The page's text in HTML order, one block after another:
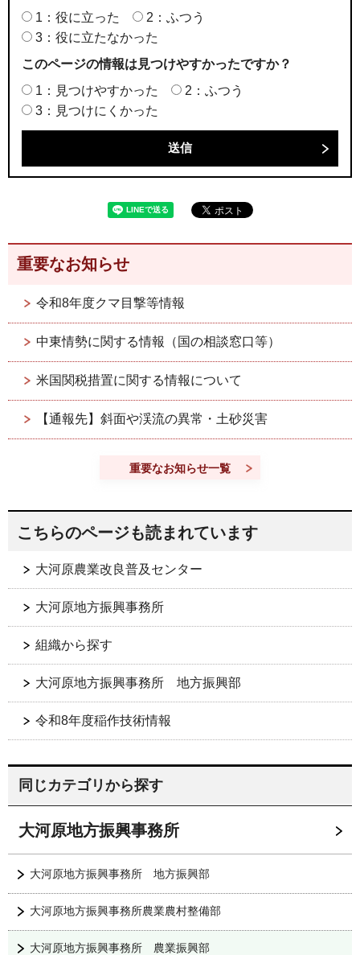
1：役に立った
2：ふつう
3：役に立たなかった
このページの情報は見つけやすかったですか？
1：見つけやすかった
2：ふつう
3：見つけにくかった
重要なお知らせ
令和8年度クマ目撃等情報
中東情勢に関する情報（国の相談窓口等）
米国関税措置に関する情報について
【通報先】斜面や渓流の異常・土砂災害
重要なお知らせ一覧
こちらのページも読まれています
大河原農業改良普及センター
大河原地方振興事務所
組織から探す
大河原地方振興事務所 地方振興部
令和8年度稲作技術情報
同じカテゴリから探す
大河原地方振興事務所
大河原地方振興事務所 地方振興部
大河原地方振興事務所農業農村整備部
大河原地方振興事務所 農業振興部